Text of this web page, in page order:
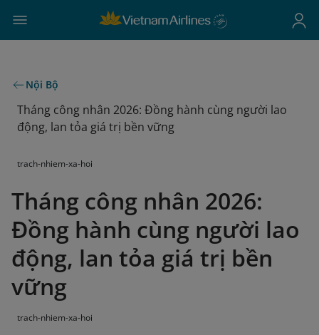
Nội Bộ
Tháng công nhân 2026: Đồng hành cùng người lao
động, lan tỏa giá trị bền vững
trach-nhiem-xa-hoi
Tháng công nhân 2026:
Đồng hành cùng người lao
động, lan tỏa giá trị bền
vững
trach-nhiem-xa-hoi